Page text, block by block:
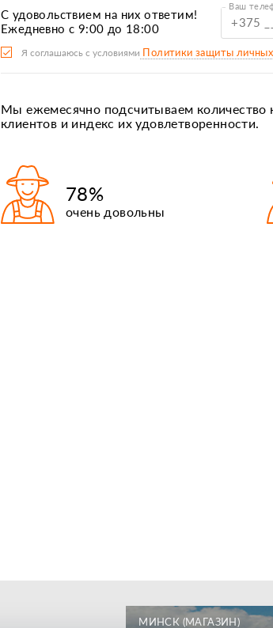
C удовольствием на них ответим!
Ежедневно с 9:00 до 18:00
Ваш
Я соглашаюсь с условиями Политики защиты
Мы ежемесячно подсчитываем количество
клиентов и индекс их удовлетворенности.
78%
очень довольны
МИНСК (МАГАЗИН)